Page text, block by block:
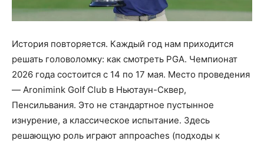
История повторяется. Каждый год нам приходится
решать головоломку: как смотреть PGA. Чемпионат
2026 года состоится с 14 по 17 мая. Место проведения
— Aronimink Golf Club в Ньютаун-Сквер,
Пенсильвания. Это не стандартное пустынное
изнурение, а классическое испытание. Здесь
решающую роль играют аппроaches (подходы к